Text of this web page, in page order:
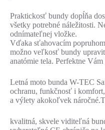
Praktickosť bundy dopĺňa
všetky potrebné náležitosti.
odnímateľnej vložke.
Vďaka sťahovacím
možno veľkosť bundy
anatómie tela. Perfektne Vám
Letná moto bunda W-TEC
ochranu, funkčnosť i
a výlety akokoľvek
kvalitná, skvele viditeľná